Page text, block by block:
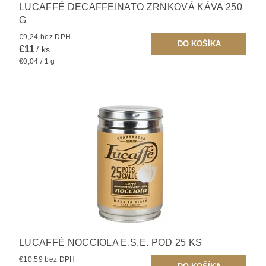
LUCAFFÉ DECAFFEINATO ZRNKOVÁ KÁVA 250
G
€9,24 bez DPH
€11/ ks
€0,04 / 1 g
LUCAFFÉ NOCCIOLA E.S.E. POD 25 KS
€10,59 bez DPH